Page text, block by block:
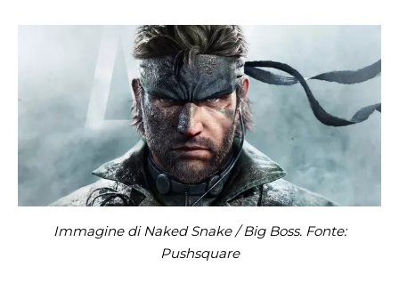
Immagine di Naked Snake / Big Boss. Fonte:
Pushsquare